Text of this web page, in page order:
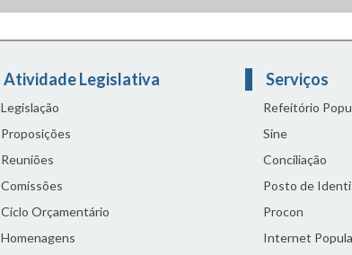
Atividade Legislativa
Legislação
Proposições
Reuniões
Comissões
Ciclo Orçamentário
Homenagens
Serviços
Refeitório
Sine
Conciliação
Posto de
Procon
Internet